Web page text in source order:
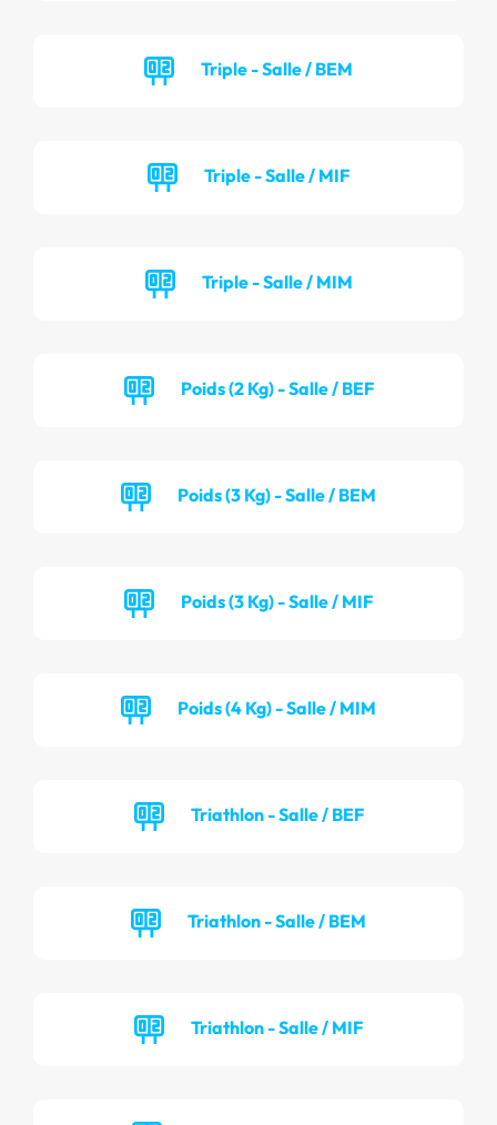
Triple - Salle / BEM
Triple - Salle / MIF
Triple - Salle / MIM
Poids (2 Kg) - Salle / BEF
Poids (3 Kg) - Salle / BEM
Poids (3 Kg) - Salle / MIF
Poids (4 Kg) - Salle / MIM
Triathlon - Salle / BEF
Triathlon - Salle / BEM
Triathlon - Salle / MIF